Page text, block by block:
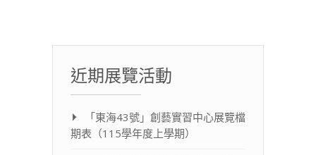
近期展覽活動
「東海43號」創藝實習中心展覽檔
期表（115學年度上學期）